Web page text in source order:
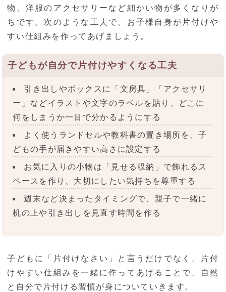
物、洋服のアクセサリーなど細かい物が多くなりが
ちです。次のような工夫で、お子様自身が片付けや
すい仕組みを作ってあげましょう。
子どもが自分で片付けやすくなる工夫
引き出しやボックスに「文房具」「アクセサリ
ー」などイラストや文字のラベルを貼り、どこに
何をしまうか一目で分かるようにする
よく使うランドセルや教科書の置き場所を、子
どもの手が届きやすい高さに設定する
お気に入りの小物は「見せる収納」で飾れるス
ペースを作り、大切にしたい気持ちを尊重する
週末など決まったタイミングで、親子で一緒に
机の上や引き出しを見直す時間を作る
子どもに「片付けなさい」と言うだけでなく、片付
けやすい仕組みを一緒に作ってあげることで、自然
と自分で片付ける習慣が身についていきます。